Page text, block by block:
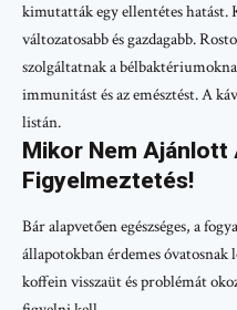
kimutatták egy ellentétes
változatosabb és gazdagabb.
szolgáltatnak a
immunitást és az emésztést. A
listán.
Mikor Nem Ajánlott
Figyelmeztetés!
Bár alapvetően egészséges, a
állapotokban érdemes óvatosnak
koffein visszaüt és problémát